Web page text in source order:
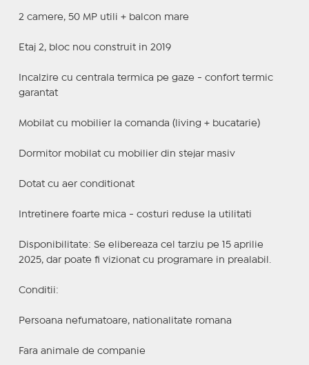
2 camere, 50 MP utili + balcon mare
Etaj 2, bloc nou construit in 2019
Incalzire cu centrala termica pe gaze - confort termic
garantat
Mobilat cu mobilier la comanda (living + bucatarie)
Dormitor mobilat cu mobilier din stejar masiv
Dotat cu aer conditionat
Intretinere foarte mica - costuri reduse la utilitati
Disponibilitate: Se elibereaza cel tarziu pe 15 aprilie
2025, dar poate fi vizionat cu programare in prealabil.
Conditii:
Persoana nefumatoare, nationalitate romana
Fara animale de companie